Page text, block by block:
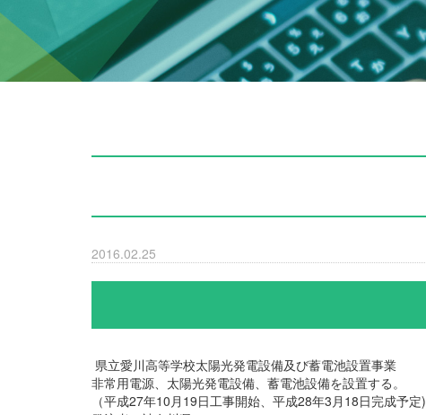
2016.02.25
県立愛川高等学校太陽光発電設備及び蓄電池設置事業
非常用電源、太陽光発電設備、蓄電池設備を設置する。
（平成27年10月19日工事開始、平成28年3月18日完成予定)